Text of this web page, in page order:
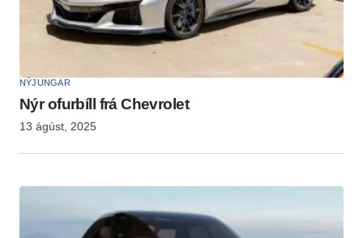
NÝJUNGAR
Nýr ofurbíll frá Chevrolet
13 ágúst, 2025